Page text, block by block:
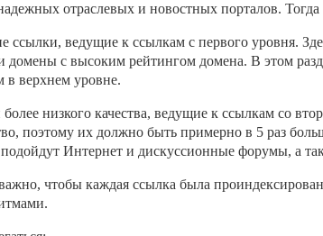
отраслевых и новостных порталов.
ссылки, ведущие к ссылкам с первого уровня.
домены с высоким рейтингом домена. В этом
в верхнем уровне.
низкого качества, ведущие к ссылкам со
поэтому их должно быть примерно в 5 раз
Интернет и дискуссионные форумы, а
чтобы каждая ссылка была